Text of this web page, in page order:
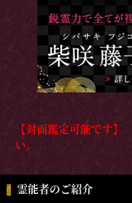
【対面鑑定可能です
い。
霊能者のご紹介